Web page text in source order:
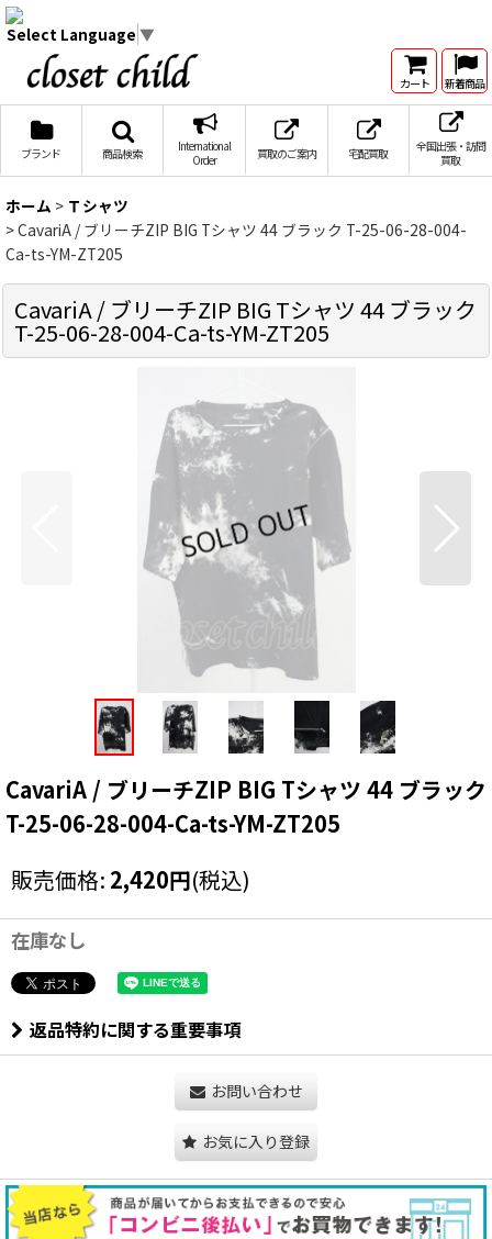
Select Language ▼
カート 新着商品
ブランド 商品検索
International
Order
買取のご案内 宅配買取
全国出張・訪問
買取
ホーム > Ｔシャツ
>CavariA / ブリーチZIP BIG Tシャツ 44 ブラック T-25-06-28-004-
Ca-ts-YM-ZT205
CavariA / ブリーチZIP BIG Tシャツ 44 ブラック
T-25-06-28-004-Ca-ts-YM-ZT205
CavariA / ブリーチZIP BIG Tシャツ 44 ブラック
T-25-06-28-004-Ca-ts-YM-ZT205
販売価格: 2,420円(税込)
在庫なし
返品特約に関する重要事項
お問い合わせ
お気に入り登録